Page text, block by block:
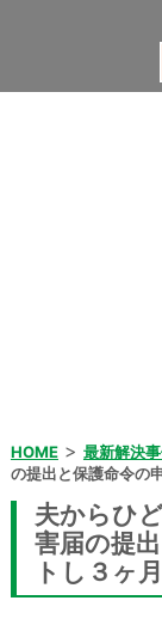
HOME> 最新解決
の提出と保護命令の
夫からひ
害届の提
トし３ヶ